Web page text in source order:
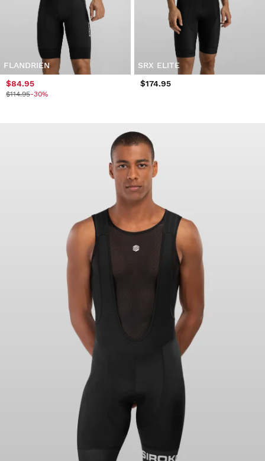
FLANDRIEN
$84.95
$114.95-30%
SRX ELITE
$174.95